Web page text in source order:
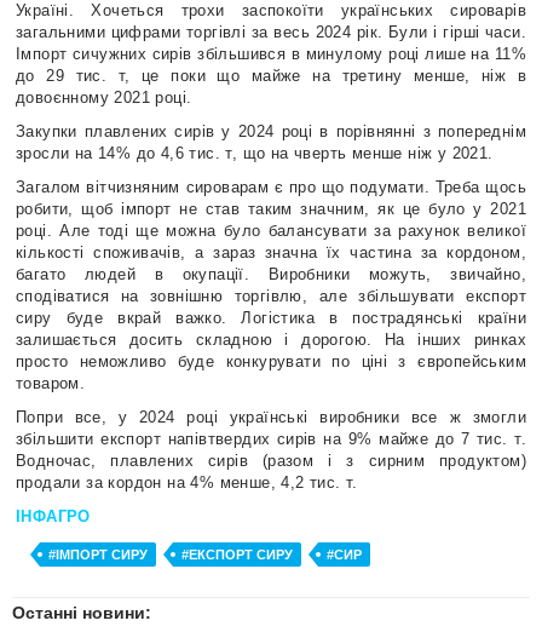
Україні. Хочеться трохи заспокоїти українських сироварів
загальними цифрами торгівлі за весь 2024 рік. Були і гірші часи.
Імпорт сичужних сирів збільшився в минулому році лише на 11%
до 29 тис. т, це поки що майже на третину менше, ніж в
довоєнному 2021 році.
Закупки плавлених сирів у 2024 році в порівнянні з попереднім
зросли на 14% до 4,6 тис. т, що на чверть менше ніж у 2021.
Загалом вітчизняним сироварам є про що подумати. Треба щось
робити, щобімпорт не став таким значним, як це було у 2021
році. Але тоді ще можна було балансувати за рахунок великої
кількості споживачів, а зараз значна їх частина за кордоном,
багато людей в окупації. Виробники можуть, звичайно,
сподіватися на зовнішню торгівлю, але збільшувати експорт
сиру буде вкрай важко. Логістика в пострадянські країни
залишається досить складною і дорогою. На інших ринках
просто неможливо буде конкурувати по ціні з європейським
товаром.
Попри все, у 2024 році українські виробники все ж змогли
збільшити експорт напівтвердих сирів на 9% майже до 7 тис. т.
Водночас, плавлених сирів (разом і з сирним продуктом)
продали за кордон на 4% менше, 4,2 тис. т.
ІНФАГРО
#ІМПОРТ СИРУ #ЕКСПОРТ СИРУ #СИР
Останні новини: